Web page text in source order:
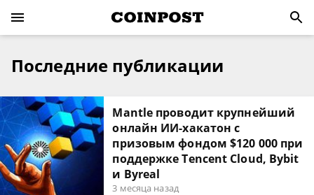
Последние публикации
Mantle проводит крупнейший
онлайн ИИ-хакатон с
призовым фондом $120 000 при
поддержке Tencent Cloud, Bybit
и Byreal
3 месяца назад